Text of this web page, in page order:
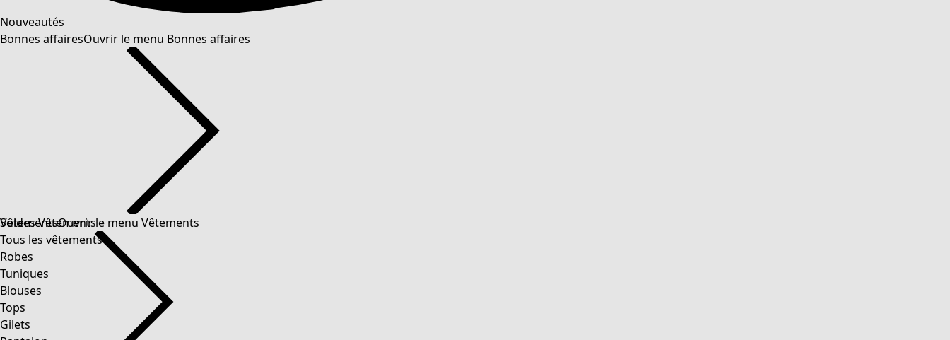
Nouveautés
Bonnes affairesOuvrir le menu Bonnes affaires
Soldes Vêtements
Tous les vêtements
Robes
Tuniques
Blouses
Tops
Gilets
VêtementsOuvrir le menu Vêtements